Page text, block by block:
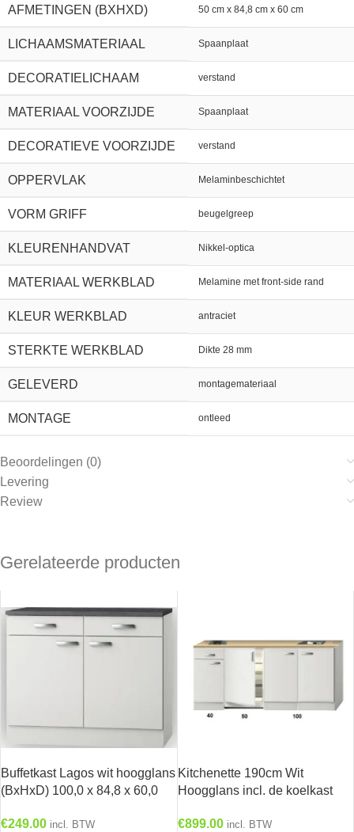
AFMETINGEN (BXHXD) 50 cm x 84,8 cm x 60 cm
LICHAAMSMATERIAAL Spaanplaat
DECORATIELICHAAM verstand
MATERIAAL VOORZIJDE Spaanplaat
DECORATIEVE VOORZIJDE verstand
OPPERVLAK Melaminbeschichtet
VORM GRIFF beugelgreep
KLEURENHANDVAT Nikkel-optica
MATERIAAL WERKBLAD Melamine met front-side rand
KLEUR WERKBLAD antraciet
STERKTE WERKBLAD Dikte 28 mm
GELEVERD montagemateriaal
MONTAGE ontleed
Beoordelingen (0)
Levering
Review
Gerelateerde producten
Buffetkast Lagos wit hoogglans
(BxHxD) 100,0 x 84,8 x 60,0
€249.00 incl. BTW
Kitchenette 190cm Wit
Hoogglans incl. de koelkast
€899.00 incl. BTW